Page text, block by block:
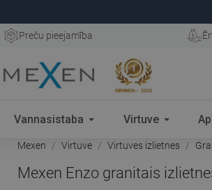
Preču pieejamība
Vannasistaba Virtuve
Mexen Virtuve Virtuves izlietnes
Mexen Enzo granitais